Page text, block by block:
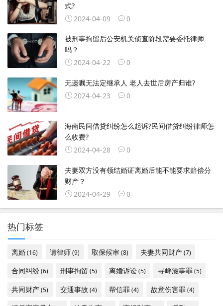
式?
2024-04-09
0
被刑事拘留后公安机关侦查阶段需要委托律师
吗？
2024-04-22
0
无遗嘱无法定继承人 老人去世后房产归谁?
2024-04-23
0
海南民间借贷纠纷怎么起诉?民间借贷纠纷律师怎
么收费?
2024-04-28
0
夫妻双方没有领结婚证离婚后能不能要求赔偿分
财产？
2024-04-29
0
热门标签
离婚(16) 请律师(9) 取保候审(8) 夫妻共同财产(7)
合同纠纷(6) 刑事拘留 (5) 离婚诉讼(5) 寻衅滋事罪(5)
共同财产(5) 交通事故 (4) 帮信罪(4) 故意伤害罪(4)